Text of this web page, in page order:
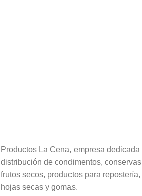
Productos La Cena, empresa
distribución de condimentos,
frutos secos, productos para
hojas secas y gomas.